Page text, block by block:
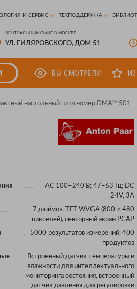
И СЕРВИС ТЕХПОДДЕРЖКА
ЦЕНТРАЛЬНЫЙ ОФИС В МОСКВЕ
УЛ. ГИЛЯРОВСКОГО, ДОМ 51
ВЫ СМОТРЕЛИ
настольный плотномер DMA™ 501
AC 100–240 В; 47–63 Гц; DC
24V, 3A
7 дюймов, TFT WVGA (800 × 480
пикселей), сенсорный экран PCAP
5000 результатов измерений, 400
продуктов
Встроенный датчик температуры и
влажности для интеллектуального
мониторинга состояния, встроенный
датчик давления для регулировки